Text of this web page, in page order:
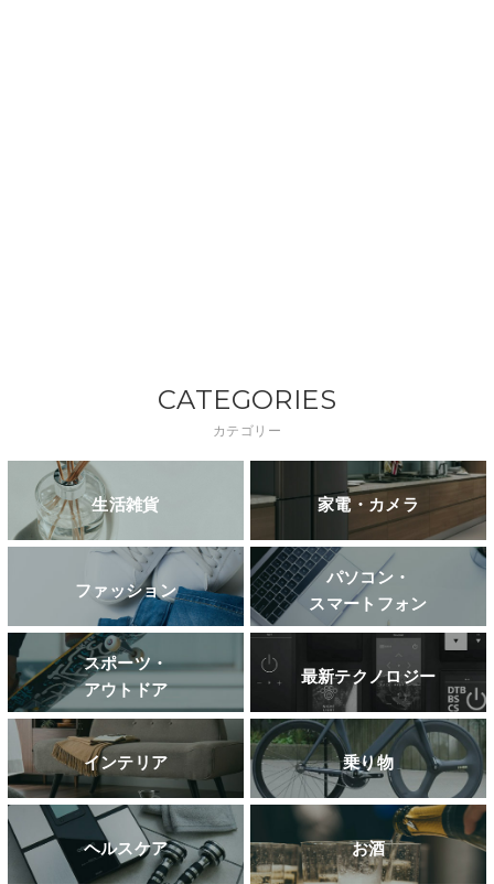
CATEGORIES
カテゴリー
生活雑貨 家電・カメラ
ファッション
パソコン・
スマートフォン
スポーツ・
アウトドア
最新テクノロジー
インテリア 乗り物
ヘルスケア お酒